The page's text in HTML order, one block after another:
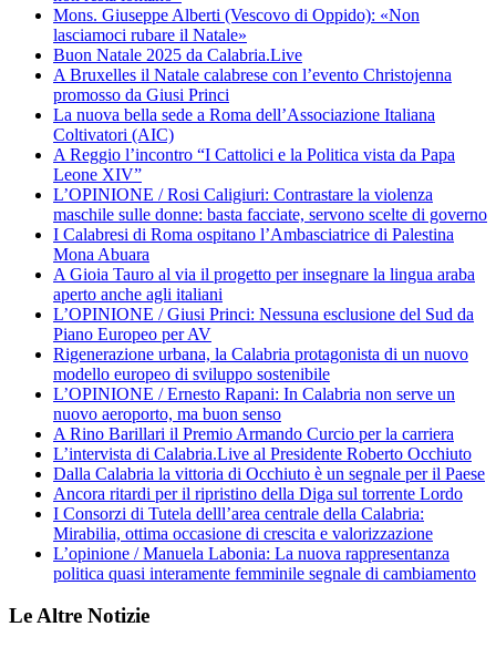
Mons. Giuseppe Alberti (Vescovo di Oppido): «Non
lasciamoci rubare il Natale»
Buon Natale 2025 da Calabria.Live
A Bruxelles il Natale calabrese con l’evento Christojenna
promosso da Giusi Princi
La nuova bella sede a Roma dell’Associazione Italiana
Coltivatori (AIC)
A Reggio l’incontro “I Cattolici e la Politica vista da Papa
Leone XIV”
L’OPINIONE / Rosi Caligiuri: Contrastare la violenza
maschile sulle donne: basta facciate, servono scelte di governo
I Calabresi di Roma ospitano l’Ambasciatrice di Palestina
Mona Abuara
A Gioia Tauro al via il progetto per insegnare la lingua araba
aperto anche agli italiani
L’OPINIONE / Giusi Princi: Nessuna esclusione del Sud da
Piano Europeo per AV
Rigenerazione urbana, la Calabria protagonista di un nuovo
modello europeo di sviluppo sostenibile
L’OPINIONE / Ernesto Rapani: In Calabria non serve un
nuovo aeroporto, ma buon senso
A Rino Barillari il Premio Armando Curcio per la carriera
L’intervista di Calabria.Live al Presidente Roberto Occhiuto
Dalla Calabria la vittoria di Occhiuto è un segnale per il Paese
Ancora ritardi per il ripristino della Diga sul torrente Lordo
I Consorzi di Tutela delll’area centrale della Calabria:
Mirabilia, ottima occasione di crescita e valorizzazione
L’opinione / Manuela Labonia: La nuova rappresentanza
politica quasi interamente femminile segnale di cambiamento
Le Altre Notizie